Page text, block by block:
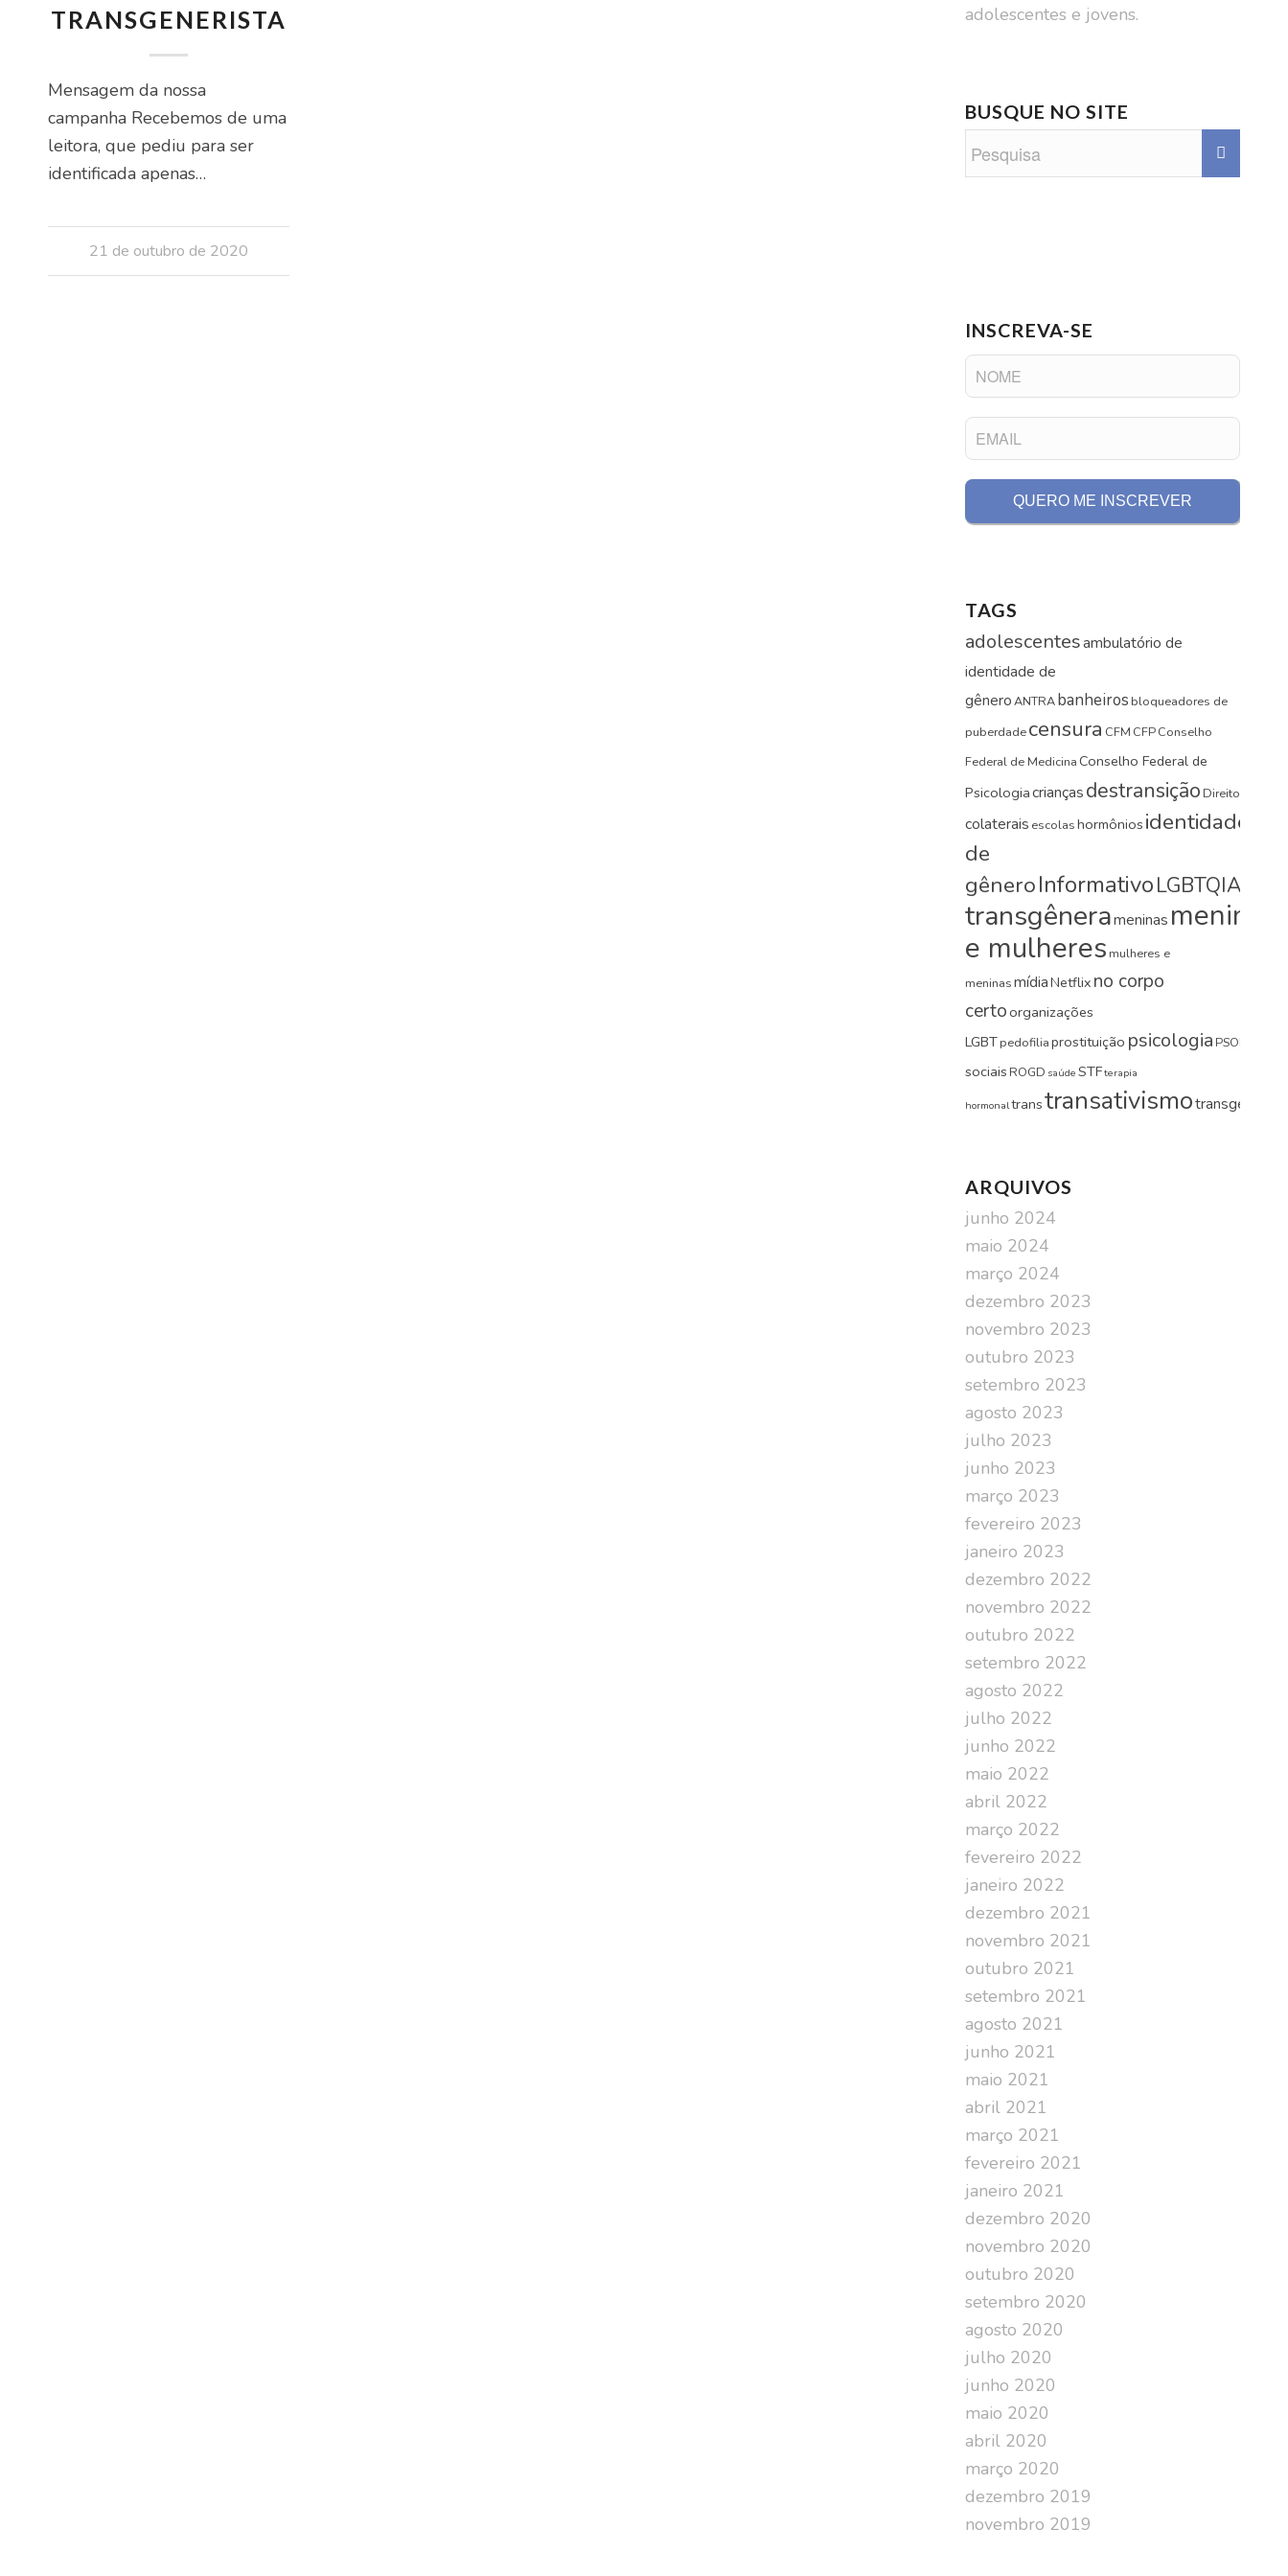
TRANSGENERISTA
Mensagem da nossa
campanha Recebemos de uma
leitora, que pediu para ser
identificada apenas…
21 de outubro de 2020
adolescentes e jovens.
BUSQUE NO SITE
INSCREVA-SE
TAGS
adolescentesambulatório de
identidade de
gêneroANTRAbanheiros bloqueadores de
puberdadecensura CFM CFPConselho
Federal de MedicinaConselho Federal de
Psicologiacriançasdestransição Direito
colaterais escolashormônios identidade
de
gêneroInformativoLGBTQIA+
transgênerameninas meninas
e mulheres mulheres e
meninasmídiaNetflix no corpo
certoorganizações
LGBTpedofiliaprostituição psicologia PSOL
sociais ROGD saúde STFterapia
hormonaltranstransativismo
ARQUIVOS
junho 2024
maio 2024
março 2024
dezembro 2023
novembro 2023
outubro 2023
setembro 2023
agosto 2023
julho 2023
junho 2023
março 2023
fevereiro 2023
janeiro 2023
dezembro 2022
novembro 2022
outubro 2022
setembro 2022
agosto 2022
julho 2022
junho 2022
maio 2022
abril 2022
março 2022
fevereiro 2022
janeiro 2022
dezembro 2021
novembro 2021
outubro 2021
setembro 2021
agosto 2021
junho 2021
maio 2021
abril 2021
março 2021
fevereiro 2021
janeiro 2021
dezembro 2020
novembro 2020
outubro 2020
setembro 2020
agosto 2020
julho 2020
junho 2020
maio 2020
abril 2020
março 2020
dezembro 2019
novembro 2019
INSCREVER